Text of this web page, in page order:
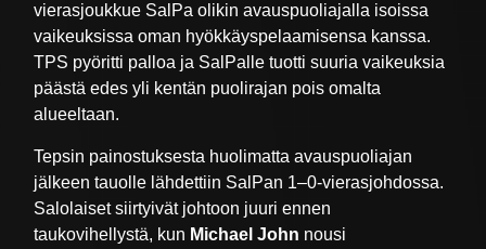
vierasjoukkue SalPa olikin avauspuoliajalla isoissa
vaikeuksissa oman hyökkäyspelaamisensa kanssa.
TPS pyöritti palloa ja SalPalle tuotti suuria vaikeuksia
päästä edes yli kentän puolirajan pois omalta
alueeltaan.
Tepsin painostuksesta huolimatta avauspuoliajan
jälkeen tauolle lähdettiin SalPan 1–0-vierasjohdossa.
Salolaiset siirtyivät johtoon juuri ennen
taukovihellystä, kun Michael John nousi